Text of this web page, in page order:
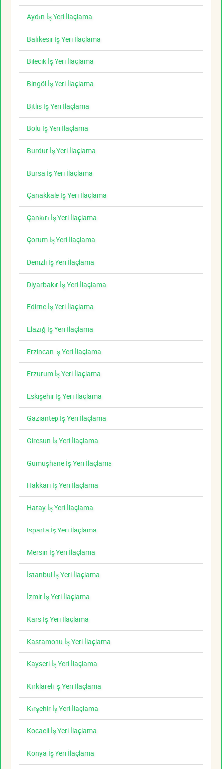
Aydın İş Yeri İlaçlama
Balıkesir İş Yeri İlaçlama
Bilecik İş Yeri İlaçlama
Bingöl İş Yeri İlaçlama
Bitlis İş Yeri İlaçlama
Bolu İş Yeri İlaçlama
Burdur İş Yeri İlaçlama
Bursa İş Yeri İlaçlama
Çanakkale İş Yeri İlaçlama
Çankırı İş Yeri İlaçlama
Çorum İş Yeri İlaçlama
Denizli İş Yeri İlaçlama
Diyarbakır İş Yeri İlaçlama
Edirne İş Yeri İlaçlama
Elazığ İş Yeri İlaçlama
Erzincan İş Yeri İlaçlama
Erzurum İş Yeri İlaçlama
Eskişehir İş Yeri İlaçlama
Gaziantep İş Yeri İlaçlama
Giresun İş Yeri İlaçlama
Gümüşhane İş Yeri İlaçlama
Hakkari İş Yeri İlaçlama
Hatay İş Yeri İlaçlama
Isparta İş Yeri İlaçlama
Mersin İş Yeri İlaçlama
İstanbul İş Yeri İlaçlama
İzmir İş Yeri İlaçlama
Kars İş Yeri İlaçlama
Kastamonu İş Yeri İlaçlama
Kayseri İş Yeri İlaçlama
Kırklareli İş Yeri İlaçlama
Kırşehir İş Yeri İlaçlama
Kocaeli İş Yeri İlaçlama
Konya İş Yeri İlaçlama